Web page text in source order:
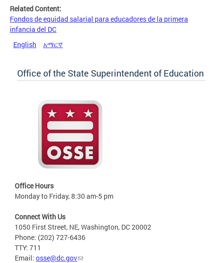
Related Content:
Fondos de equidad salarial para educadores de la primera
infancia del DC
English
አማርኛ
Office of the State Superintendent of Education
Office Hours
Monday to Friday, 8:30 am-5 pm
Connect With Us
1050 First Street, NE, Washington, DC 20002
Phone: (202) 727-6436
TTY: 711
Email: osse@dc.gov